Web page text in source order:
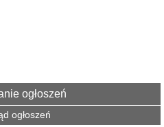
ogłoszeń
ogłoszeń